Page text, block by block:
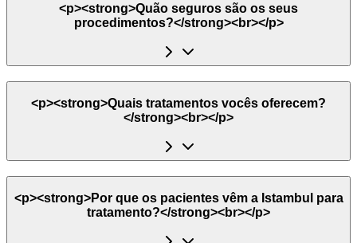
<p><strong>Quão seguros são os seus
procedimentos?</strong><br></p>
<p><strong>Quais tratamentos vocês oferecem?
</strong><br></p>
<p><strong>Por que os pacientes vêm a Istambul para
tratamento?</strong><br></p>